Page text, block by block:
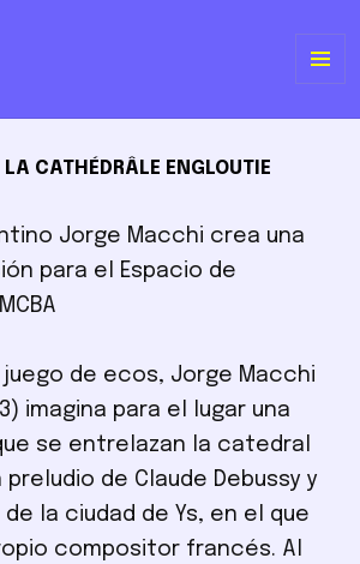
CATHÉDRÂLE ENGLOUTIE
Jorge Macchi crea una
para el Espacio de
juego de ecos, Jorge Macchi
imagina para el lugar una
se entrelazan la catedral
preludio de Claude Debussy y
la ciudad de Ys, en el que
compositor francés. Al